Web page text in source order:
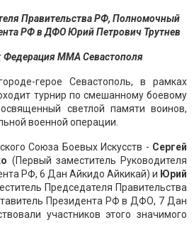
Правительства РФ, Полномочный
РФ в ДФО Юрий Петрович Трутнев
Федерация ММА Севастополя
герое Севастополь, в рамках
турнир по смешанному боевому
светлой памяти воинов,
военной операции.
Союза Боевых Искусств - Сергей
(Первый заместитель Руководителя
РФ, 6 Дан Айкидо Айкикай) и Юрий
Председателя Правительства
Президента РФ в ДФО, 7 Дан
участников этого значимого